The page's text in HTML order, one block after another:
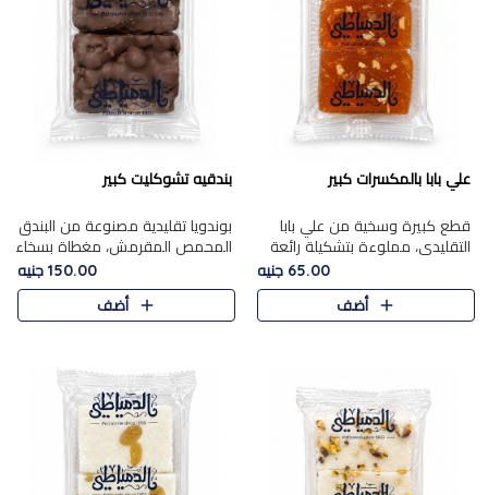
علي بابا بالمكسرات كبير
قطع كبيرة وسخية من علي بابا
التقليدي، مملوءة بتشكيلة رائعة
من المكسرات المحمصة المحمرة.
65.00 جنيه
أضف
بندقيه تشوكليت كبير
بوندويا تقليدية مصنوعة من البندق
المحمص المقرمش، مغطاة بسخاء
بشوكولاتة فاخرة غنية لتحقيق
التوازن المثالي بين قوام القرمشة
ونكهة الشوكولاتة ا..
150.00 جنيه
أضف